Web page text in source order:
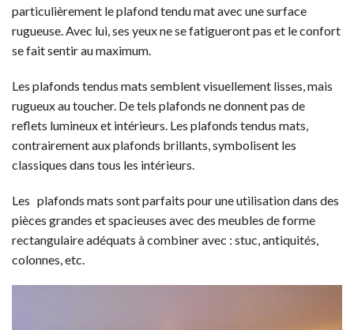
particulièrement le plafond tendu mat avec une surface
rugueuse. Avec lui, ses yeux ne se fatigueront pas et le confort
se fait sentir au maximum.
Les plafonds tendus mats semblent visuellement lisses, mais
rugueux au toucher. De tels plafonds ne donnent pas de
reflets lumineux et intérieurs. Les plafonds tendus mats,
contrairement aux plafonds brillants, symbolisent les
classiques dans tous les intérieurs.
Les plafonds mats sont parfaits pour une utilisation dans des
pièces grandes et spacieuses avec des meubles de forme
rectangulaire adéquats à combiner avec : stuc, antiquités,
colonnes, etc.